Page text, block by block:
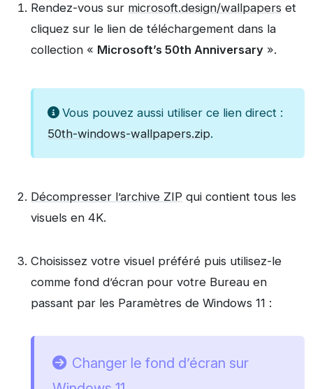
Rendez-vous sur microsoft.design/wallpapers et
cliquez sur le lien de téléchargement dans la
collection « Microsoft’s 50th Anniversary ».
Vous pouvez aussi utiliser ce lien direct :
50th-windows-wallpapers.zip.
Décompresser l’archive ZIP qui contient tous les
visuels en 4K.
Choisissez votre visuel préféré puis utilisez-le
comme fond d’écran pour votre Bureau en
passant par les Paramètres de Windows 11 :
Changer le fond d’écran sur